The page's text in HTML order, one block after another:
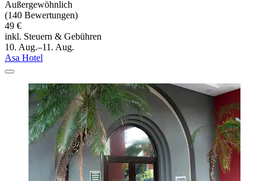
Außergewöhnlich
(140 Bewertungen)
49 €
inkl. Steuern & Gebühren
10. Aug.–11. Aug.
Asa Hotel